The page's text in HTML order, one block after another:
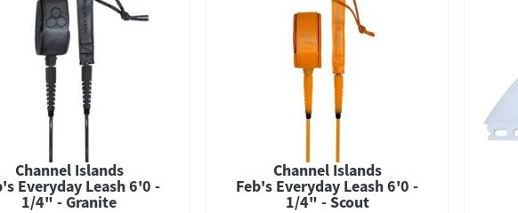
Channel Islands
Everyday Leash 6'0 -
1/4" - Granite
Channel Islands
Feb's Everyday Leash 6'0 -
1/4" - Scout